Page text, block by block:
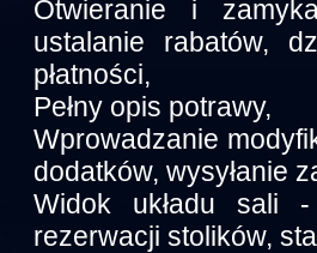
Otwieranie i
ustalanie rabatów,
płatności,
Pełny opis potrawy,
Wprowadzanie
dodatków, wysyłanie
Widok układu sali
rezerwacji stolików,